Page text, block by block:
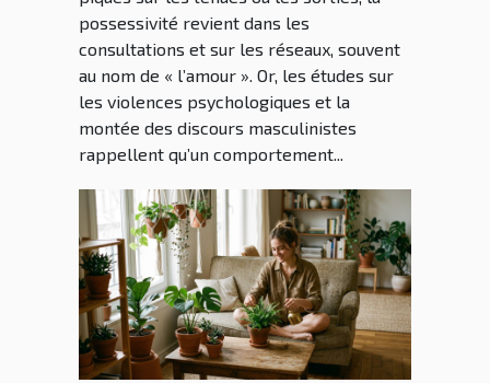
possessivité revient dans les
consultations et sur les réseaux, souvent
au nom de « l’amour ». Or, les études sur
les violences psychologiques et la
montée des discours masculinistes
rappellent qu’un comportement...